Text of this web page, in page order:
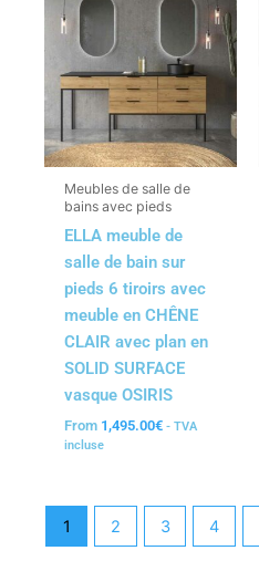
Meubles de salle de
bains avec pieds
ELLA meuble de
salle de bain sur
pieds 6 tiroirs avec
meuble en CHÊNE
CLAIR avec plan en
SOLID SURFACE
vasque OSIRIS
From 1,495.00€ - TVA
incluse
1 2 3 4